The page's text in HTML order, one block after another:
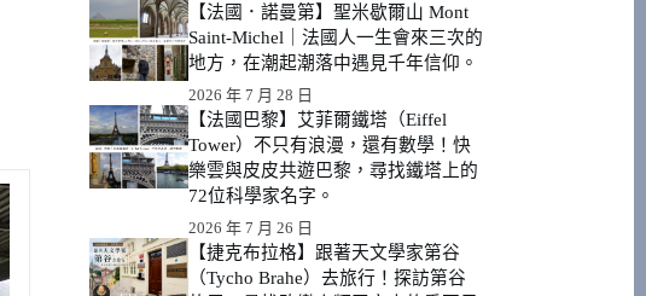
【法國．諾曼第】聖米歇爾山 Mont
Saint-Michel｜法國人一生會來三次的
地方，在潮起潮落中遇見千年信仰。
2026 年 7 月 28 日
【法國巴黎】艾菲爾鐵塔（Eiffel
Tower）不只有浪漫，還有數學！快
樂雲與皮皮共遊巴黎，尋找鐵塔上的
72位科學家名字。
2026 年 7 月 26 日
【捷克布拉格】跟著天文學家第谷
（Tycho Brahe）去旅行！探訪第谷